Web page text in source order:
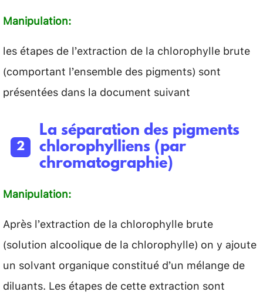
Manipulation:
les étapes de l’extraction de la chlorophylle brute
(comportant l’ensemble des pigments) sont
présentées dans la document suivant
La séparation des pigments
chlorophylliens (par
chromatographie)
Manipulation:
Après l’extraction de la chlorophylle brute
(solution alcoolique de la chlorophylle) on y ajoute
un solvant organique constitué d’un mélange de
diluants. Les étapes de cette extraction sont